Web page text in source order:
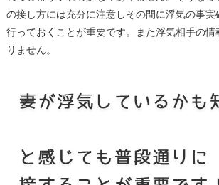
の接し方には充分に注意しその間に浮気の事実
行っておくことが重要です。また浮気相手の情
りません。